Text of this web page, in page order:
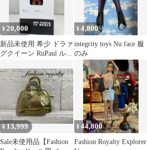
¥ 20,000
新品未使用 希少 ドラァ
グクイーン RuPaul ル・
¥4,800
integrity toys Nu face 服
のみ
¥13,999
Sale未使用品【Fashion
¥44,800
Fashion Royalty Explorer